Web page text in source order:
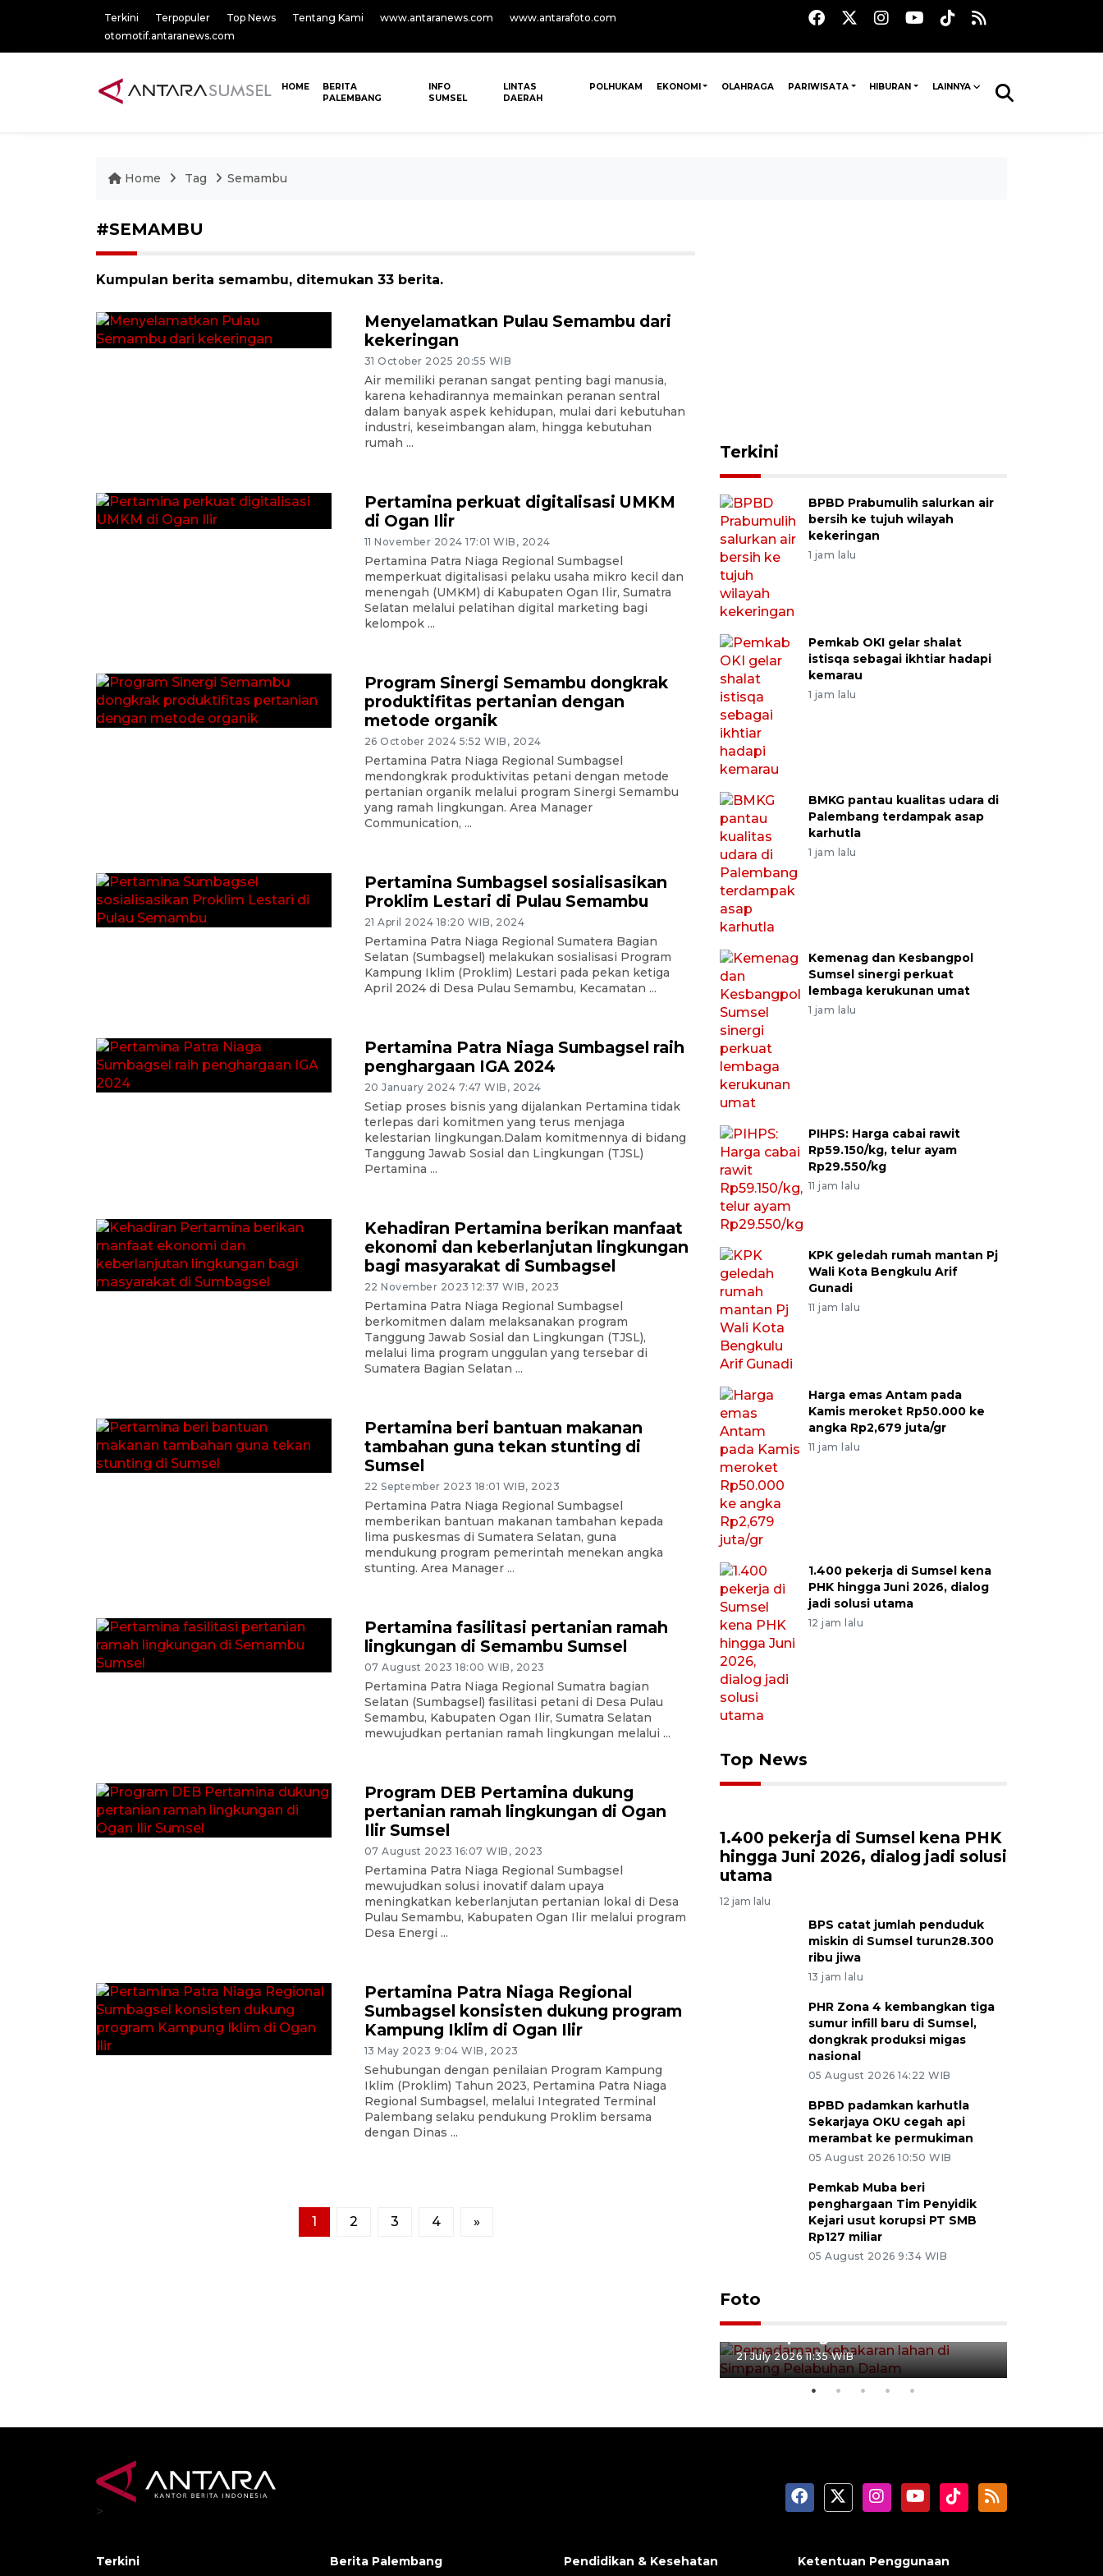
Terkini Terpopuler Top News Tentang Kami www.antaranews.com
www.antarafoto.com
otomotif.antaranews.com
HOME
BERITA
PALEMBANG
INFO
SUMSEL
LINTAS
DAERAH
POLHUKAM EKONOMI OLAHRAGA PARIWISATA HIBURAN LAINNYA
Home Tag Semambu
#SEMAMBU
Kumpulan berita semambu, ditemukan 33 berita.
Menyelamatkan Pulau Semambu dari
kekeringan
31 October 2025 20:55 WIB
Air memiliki peranan sangat penting bagi manusia,
karena kehadirannya memainkan peranan sentral
dalam banyak aspek kehidupan, mulai dari kebutuhan
industri, keseimbangan alam, hingga kebutuhan
rumah ...
Pertamina perkuat digitalisasi UMKM
di Ogan Ilir
11 November 2024 17:01 WIB, 2024
Pertamina Patra Niaga Regional Sumbagsel
memperkuat digitalisasi pelaku usaha mikro kecil dan
menengah (UMKM) di Kabupaten Ogan Ilir, Sumatra
Selatan melalui pelatihan digital marketing bagi
kelompok ...
Program Sinergi Semambu dongkrak
produktifitas pertanian dengan
metode organik
26 October 2024 5:52 WIB, 2024
Pertamina Patra Niaga Regional Sumbagsel
mendongkrak produktivitas petani dengan metode
pertanian organik melalui program Sinergi Semambu
yang ramah lingkungan. Area Manager
Communication, ...
Pertamina Sumbagsel sosialisasikan
Proklim Lestari di Pulau Semambu
21 April 2024 18:20 WIB, 2024
Pertamina Patra Niaga Regional Sumatera Bagian
Selatan (Sumbagsel) melakukan sosialisasi Program
Kampung Iklim (Proklim) Lestari pada pekan ketiga
April 2024 di Desa Pulau Semambu, Kecamatan ...
Pertamina Patra Niaga Sumbagsel raih
penghargaan IGA 2024
20 January 2024 7:47 WIB, 2024
Setiap proses bisnis yang dijalankan Pertamina tidak
terlepas dari komitmen yang terus menjaga
kelestarian lingkungan.Dalam komitmennya di bidang
Tanggung Jawab Sosial dan Lingkungan (TJSL)
Pertamina ...
Kehadiran Pertamina berikan manfaat
ekonomi dan keberlanjutan lingkungan
bagi masyarakat di Sumbagsel
22 November 2023 12:37 WIB, 2023
Pertamina Patra Niaga Regional Sumbagsel
berkomitmen dalam melaksanakan program
Tanggung Jawab Sosial dan Lingkungan (TJSL),
melalui lima program unggulan yang tersebar di
Sumatera Bagian Selatan ...
Pertamina beri bantuan makanan
tambahan guna tekan stunting di
Sumsel
22 September 2023 18:01 WIB, 2023
Pertamina Patra Niaga Regional Sumbagsel
memberikan bantuan makanan tambahan kepada
lima puskesmas di Sumatera Selatan, guna
mendukung program pemerintah menekan angka
stunting. Area Manager ...
Pertamina fasilitasi pertanian ramah
lingkungan di Semambu Sumsel
07 August 2023 18:00 WIB, 2023
Pertamina Patra Niaga Regional Sumatra bagian
Selatan (Sumbagsel) fasilitasi petani di Desa Pulau
Semambu, Kabupaten Ogan Ilir, Sumatra Selatan
mewujudkan pertanian ramah lingkungan melalui ...
Program DEB Pertamina dukung
pertanian ramah lingkungan di Ogan
Ilir Sumsel
07 August 2023 16:07 WIB, 2023
Pertamina Patra Niaga Regional Sumbagsel
mewujudkan solusi inovatif dalam upaya
meningkatkan keberlanjutan pertanian lokal di Desa
Pulau Semambu, Kabupaten Ogan Ilir melalui program
Desa Energi ...
Pertamina Patra Niaga Regional
Sumbagsel konsisten dukung program
Kampung Iklim di Ogan Ilir
13 May 2023 9:04 WIB, 2023
Sehubungan dengan penilaian Program Kampung
Iklim (Proklim) Tahun 2023, Pertamina Patra Niaga
Regional Sumbagsel, melalui Integrated Terminal
Palembang selaku pendukung Proklim bersama
dengan Dinas ...
1 2 3 4 »
Terkini
BPBD Prabumulih salurkan air
bersih ke tujuh wilayah
kekeringan
1 jam lalu
Pemkab OKI gelar shalat
istisqa sebagai ikhtiar hadapi
kemarau
1 jam lalu
BMKG pantau kualitas udara di
Palembang terdampak asap
karhutla
1 jam lalu
Kemenag dan Kesbangpol
Sumsel sinergi perkuat
lembaga kerukunan umat
1 jam lalu
PIHPS: Harga cabai rawit
Rp59.150/kg, telur ayam
Rp29.550/kg
11 jam lalu
KPK geledah rumah mantan Pj
Wali Kota Bengkulu Arif
Gunadi
11 jam lalu
Harga emas Antam pada
Kamis meroket Rp50.000 ke
angka Rp2,679 juta/gr
11 jam lalu
1.400 pekerja di Sumsel kena
PHK hingga Juni 2026, dialog
jadi solusi utama
12 jam lalu
Top News
1.400 pekerja di Sumsel kena PHK
hingga Juni 2026, dialog jadi solusi
utama
12 jam lalu
BPS catat jumlah penduduk
miskin di Sumsel turun28.300
ribu jiwa
13 jam lalu
PHR Zona 4 kembangkan tiga
sumur infill baru di Sumsel,
dongkrak produksi migas
nasional
05 August 2026 14:22 WIB
BPBD padamkan karhutla
Sekarjaya OKU cegah api
merambat ke permukiman
05 August 2026 10:50 WIB
Pemkab Muba beri
penghargaan Tim Penyidik
Kejari usut korupsi PT SMB
Rp127 miliar
05 August 2026 9:34 WIB
Foto
Pemadaman kebakaran lahan
21 July 2026 11:35 WIB
>
Terkini Berita Palembang Pendidikan & Kesehatan Ketentuan Penggunaan